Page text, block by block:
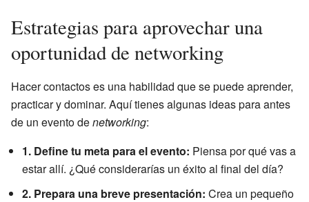
Estrategias para aprovechar una
oportunidad de networking
Hacer contactos es una habilidad que se puede aprender,
practicar y dominar. Aquí tienes algunas ideas para antes
de un evento denetworking:
1. Define tu meta para el evento: Piensa por qué vas a
estar allí. ¿Qué considerarías un éxito al final del día?
2. Prepara una breve presentación: Crea un pequeño